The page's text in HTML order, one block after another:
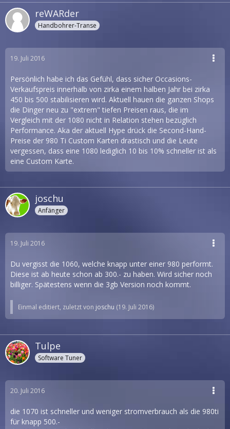
reWARder
Handbohrer-Transe
19. Juli 2016
Persönlich habe ich das Gefühl, dass sicher Occasions-
Verkaufspreis innerhalb von zirka einem halben Jahr bei zirka
450 bis 500 stabilisieren wird. Aktuell hauen die ganzen Shops
die Dinger neu zu "extrem" tiefen Preisen raus, die im
Vergleich mit der 1080 nicht in Relation stehen bezüglich
Performance. Aka der aktuell Hype drück die Second-Hand-
Preise der 980 Ti Custom Karten drastisch und die Leute
vergessen, dass eine 1080 lediglich 10 bis 10% schneller ist als
eine Custom Karte.
joschu
Anfänger
19. Juli 2016
Du vergisst die 1060, welche knapp unter einer 980 performt.
Diese ist ab heute schon ab 300.- zu haben. Wird sicher noch
billiger. Spätestens wenn die 3gb Version noch kommt.
Einmal editiert, zuletzt von joschu (19. Juli 2016)
Tulpe
Software Tuner
20. Juli 2016
die 1070 ist schneller und weniger stromverbrauch als die 980ti
für knapp 500.-